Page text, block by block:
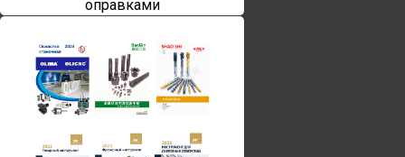
оправками